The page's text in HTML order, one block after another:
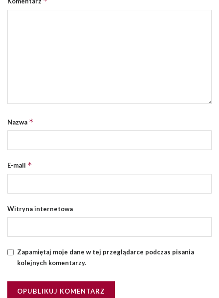
Nazwa *
E-mail *
Witryna internetowa
Zapamiętaj moje dane w tej przeglądarce podczas pisania
kolejnych komentarzy.